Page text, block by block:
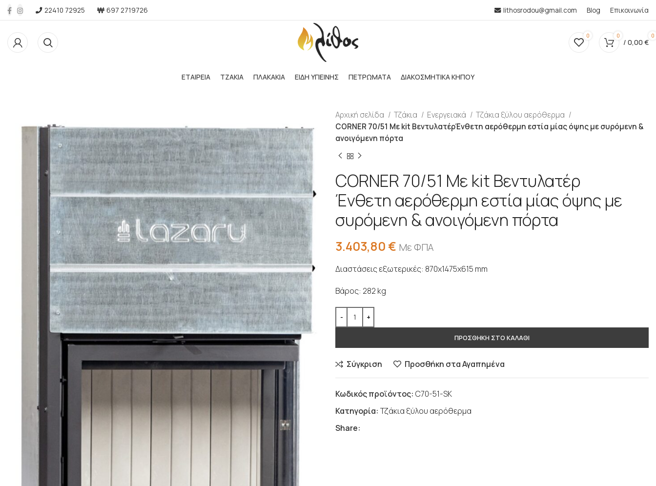
22410 72925 697 2719726 lithosrodou@gmail.com Blog Επικοινωνία
0 0 0
/ 0,00 €
ΕΤΑΙΡΕΙΑ ΤΖΑΚΙΑ ΠΛΑΚΑΚΙΑ ΕΙΔΗ ΥΓΙΕΙΝΗΣ ΠΕΤΡΩΜΑΤΑ ΔΙΑΚΟΣΜΗΤΙΚΑ ΚΗΠΟΥ
Αρχική σελίδα Τζάκια Ενεργειακά
Τζάκια ξύλου αερόθερμα
CORNER 70/51 Με kit ΒεντυλατέρΈνθετη αερόθερμη εστία μίας όψης με συρόμενη &
ανοιγόμενη πόρτα
CORNER 70/51 Με kit Βεντυλατέρ
Ένθετη αερόθερμη εστία μίας όψης με
συρόμενη & ανοιγόμενη πόρτα
3.403,80 € Με ΦΠΑ
Διαστάσεις εξωτερικές: 870x1475x615 mm
Βάρος: 282 kg
ΠΡΟΣΘΗΚΗ ΣΤΟ ΚΑΛΑΘΙ
Σύγκριση Προσθήκη στα Αγαπημένα
Κωδικός προϊόντος: C70-51-SK
Κατηγορία: Τζάκια ξύλου αερόθερμα
Share: